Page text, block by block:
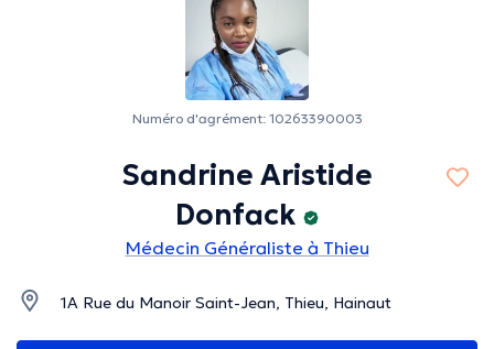
Numéro d'agrément: 10263390003
Sandrine Aristide
Donfack
Médecin Généraliste à Thieu
1A Rue du Manoir Saint-Jean, Thieu, Hainaut